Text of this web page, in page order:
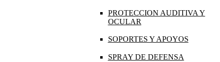
PROTECCION AUDITIVA Y
OCULAR
SOPORTES Y APOYOS
SPRAY DE DEFENSA